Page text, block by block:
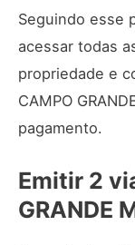
Seguindo esse
acessar todas
propriedade e
CAMPO
pagamento.
Emitir 2
GRANDE